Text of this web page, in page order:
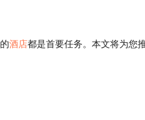
酒店都是首要任务。本文将为您